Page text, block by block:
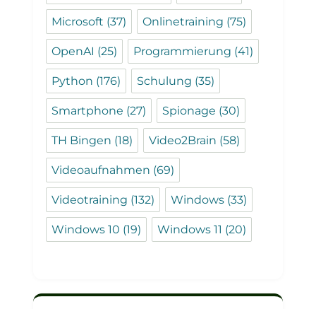
Microsoft (37) Onlinetraining (75)
OpenAI (25) Programmierung (41)
Python (176) Schulung (35)
Smartphone (27) Spionage (30)
TH Bingen (18) Video2Brain (58)
Videoaufnahmen (69)
Videotraining (132) Windows (33)
Windows 10 (19) Windows 11 (20)